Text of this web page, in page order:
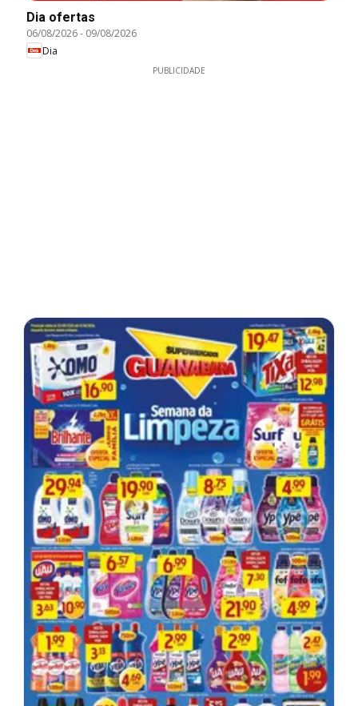
Dia ofertas
06/08/2026- 09/08/2026
Dia
PUBLICIDADE